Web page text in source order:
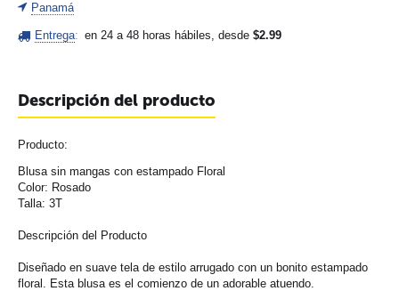
Panamá
Entrega: en 24 a 48 horas hábiles, desde$2.99
Descripción del producto
Producto:
Blusa sin mangas con estampado Floral
Color: Rosado
Talla: 3T
Descripción del Producto
Diseñado en suave tela de estilo arrugado con un bonito estampado
floral. Esta blusa es el comienzo de un adorable atuendo.